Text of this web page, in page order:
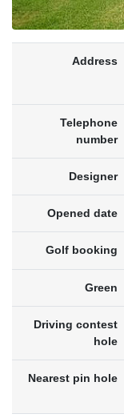
Address
Telephone
number
Designer
Opened date
Golf booking
Green
Driving contest
hole
Nearest pin hole